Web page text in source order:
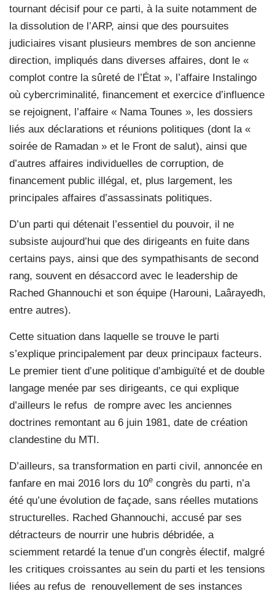
tournant décisif pour ce parti, à la suite notamment de
la dissolution de l’ARP, ainsi que des poursuites
judiciaires visant plusieurs membres de son ancienne
direction, impliqués dans diverses affaires, dont le «
complot contre la sûreté de l’État », l’affaire Instalingo
où cybercriminalité, financement et exercice d’influence
se rejoignent, l’affaire « Nama Tounes », les dossiers
liés aux déclarations et réunions politiques (dont la «
soirée de Ramadan » et le Front de salut), ainsi que
d’autres affaires individuelles de corruption, de
financement public illégal, et, plus largement, les
principales affaires d’assassinats politiques.
D’un parti qui détenait l’essentiel du pouvoir, il ne
subsiste aujourd’hui que des dirigeants en fuite dans
certains pays, ainsi que des sympathisants de second
rang, souvent en désaccord avec le leadership de
Rached Ghannouchi et son équipe (Harouni, Laârayedh,
entre autres).
Cette situation dans laquelle se trouve le parti
s’explique principalement par deux principaux facteurs.
Le premier tient d’une politique d’ambiguïté et de double
langage menée par ses dirigeants, ce qui explique
d’ailleurs le refus de rompre avec les anciennes
doctrines remontant au 6 juin 1981, date de création
clandestine du MTI.
D’ailleurs, sa transformation en parti civil, annoncée en
fanfare en mai 2016 lors du 10e congrès du parti, n’a
été qu’une évolution de façade, sans réelles mutations
structurelles. Rached Ghannouchi, accusé par ses
détracteurs de nourrir une hubris débridée, a
sciemment retardé la tenue d’un congrès électif, malgré
les critiques croissantes au sein du parti et les tensions
liées au refus de renouvellement de ses instances